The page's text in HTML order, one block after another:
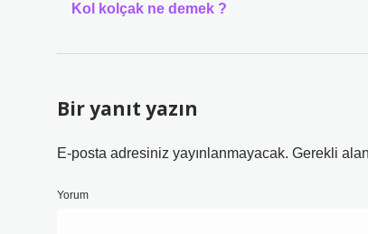
Kol kolçak ne demek ?
Bir yanıt yazın
E-posta adresiniz yayınlanmayacak. Gerekli
Yorum